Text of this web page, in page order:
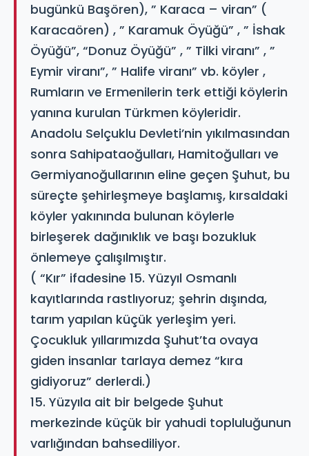
bugünkü Başören), ” Karaca – viran” (
Karacaören) , ” Karamuk Öyüğü” , ” İshak
Öyüğü”, “Donuz Öyüğü” , ” Tilki viranı” , ”
Eymir viranı”, ” Halife viranı” vb. köyler ,
Rumların ve Ermenilerin terk ettiği köylerin
yanına kurulan Türkmen köyleridir.
Anadolu Selçuklu Devleti’nin yıkılmasından
sonra Sahipataoğulları, Hamitoğulları ve
Germiyanoğullarının eline geçen Şuhut, bu
süreçte şehirleşmeye başlamış, kırsaldaki
köyler yakınında bulunan köylerle
birleşerek dağınıklık ve başı bozukluk
önlemeye çalışılmıştır.
( “Kır” ifadesine 15. Yüzyıl Osmanlı
kayıtlarında rastlıyoruz; şehrin dışında,
tarım yapılan küçük yerleşim yeri.
Çocukluk yıllarımızda Şuhut’ta ovaya
giden insanlar tarlaya demez “kıra
gidiyoruz” derlerdi.)
15. Yüzyıla ait bir belgede Şuhut
merkezinde küçük bir yahudi topluluğunun
varlığından bahsediliyor.